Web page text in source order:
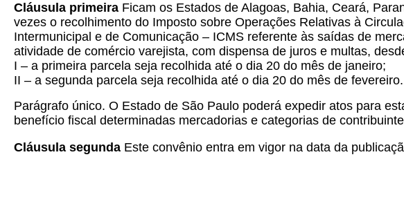
Cláusula primeira Ficam os Estados de Alagoas, Bahia, Ceará,
vezes o recolhimento do Imposto sobre Operações Relativas à
Intermunicipal e de Comunicação – ICMS referente às saídas de
atividade de comércio varejista, com dispensa de juros e multas,
I – a primeira parcela seja recolhida até o dia 20 do mês de janeiro;
II – a segunda parcela seja recolhida até o dia 20 do mês de fevereiro.
Parágrafo único. O Estado de São Paulo poderá expedir atos para
benefício fiscal determinadas mercadorias e categorias de
Cláusula segunda Este convênio entra em vigor na data da